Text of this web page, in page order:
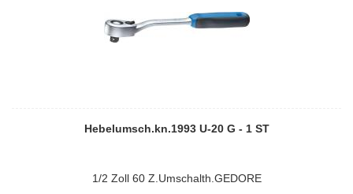
Hebelumsch.kn.1993 U-20 G - 1 ST
1/2 Zoll 60 Z.Umschalth.GEDORE